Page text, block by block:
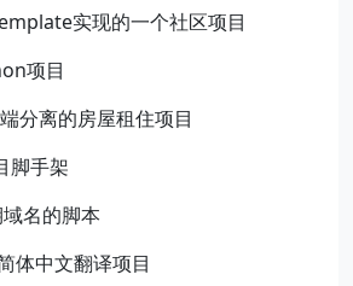
实现的一个社区项目
项目
分离的房屋租住项目
脚手架
名的脚本
体中文翻译项目